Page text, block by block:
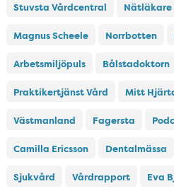
Stuvsta Vårdcentral Nätläkare
Magnus Scheele Norrbotten
Arbetsmiljöpuls Bålstadoktorn
Praktikertjänst Vård Mitt
Västmanland Fagersta
Camilla Ericsson Dentalmässa
Sjukvård Vårdrapport Eva